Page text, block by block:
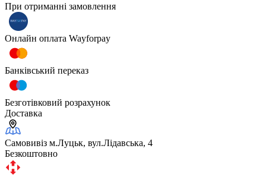
При отриманні замовлення
Онлайн оплата Wayforpay
Банківський переказ
Безготівковий розрахунок
Доставка
Самовивіз м.Луцьк, вул.Лідавська, 4
Безкоштовно